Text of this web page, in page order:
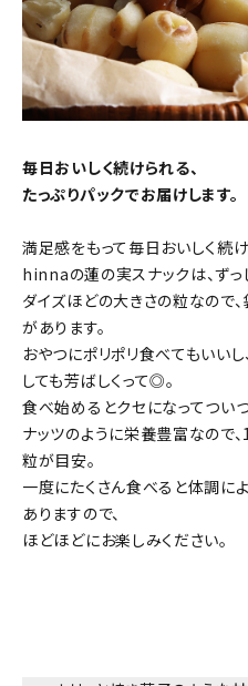
毎日おいしく続けられる、
たっぷりパックでお届けします。
満足感をもって毎日おいしく続け
hinnaの蓮の実スナックは、ずっ
ダイズほどの大きさの粒なので
があります。
おやつにポリポリ食べてもいい
しても芳ばしくって◎。
食べ始めるとクセになってつい
ナッツのように栄養豊富なので
粒が目安。
一度にたくさん食べると体調に
ありますので、
ほどほどにお楽しみください。